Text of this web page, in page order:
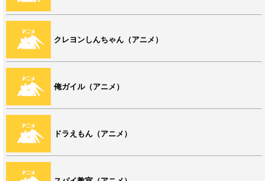
クレヨンしんちゃん（アニメ）
俺ガイル（アニメ）
ドラえもん（アニメ）